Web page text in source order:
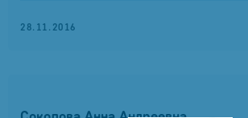
28.11.2016